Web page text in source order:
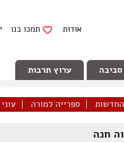
אודות תמכו בנו
ערוץ תרבות
ספרייה למורה
חנה